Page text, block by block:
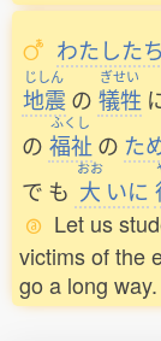
わたしたち
じしん
地震 の
ぎせい
犠牲
の
ふくし
福祉 の た
で も
おお
大 いに
Let us
victims of the
go a long way.